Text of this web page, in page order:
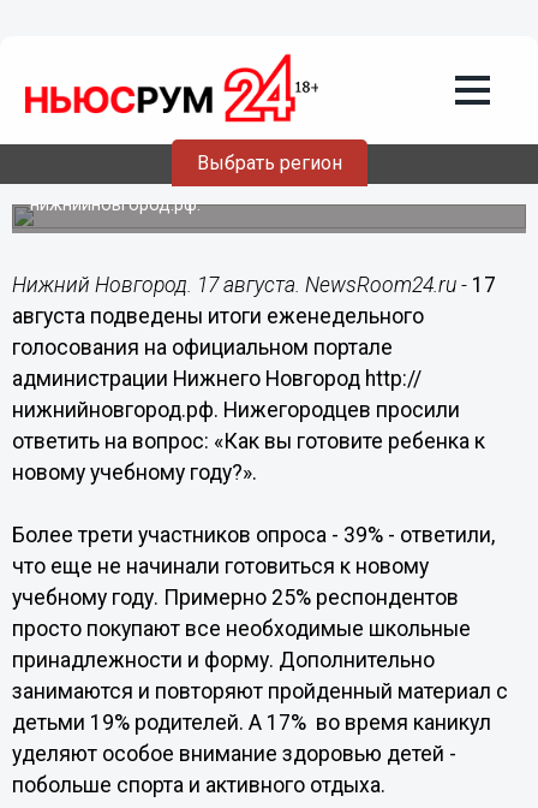
Выбрать регион
17.08.201518:15
39% нижегородцев еще не начинали
готовить детей к новому учебному году
Таковы результаты опроса, проведенного на сайте
нижнийновгород.рф.
Нижний Новгород. 17 августа. NewsRoom24.ru - 17
августа подведены итоги еженедельного
голосования на официальном портале
администрации Нижнего Новгород http://
нижнийновгород.рф. Нижегородцев просили
ответить на вопрос: «Как вы готовите ребенка к
новому учебному году?».
Более трети участников опроса - 39% - ответили,
что еще не начинали готовиться к новому
учебному году. Примерно 25% респондентов
просто покупают все необходимые школьные
принадлежности и форму. Дополнительно
занимаются и повторяют пройденный материал с
детьми 19% родителей. А 17% во время каникул
уделяют особое внимание здоровью детей -
побольше спорта и активного отдыха.